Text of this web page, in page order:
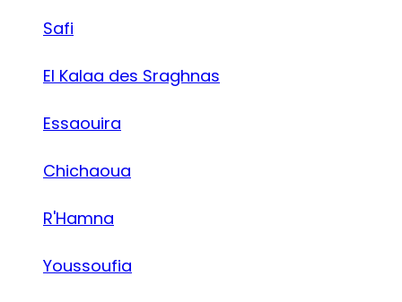
Safi
El Kalaa des Sraghnas
Essaouira
Chichaoua
R'Hamna
Youssoufia